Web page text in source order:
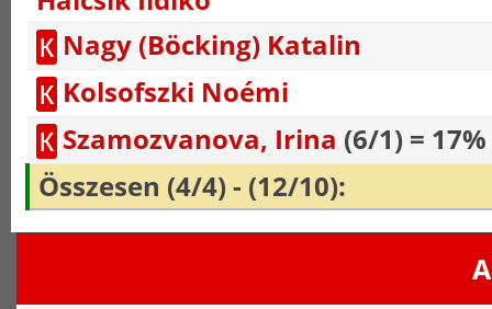
K Nagy (Böcking) Katalin
K Kolsofszki Noémi
K Szamozvanova, Irina (6/1) = 17%
Összesen (4/4) - (12/10):